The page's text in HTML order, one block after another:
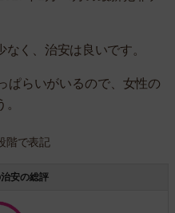
く、治安は良いです。
ぱらいがいるので、女性の
階で表記
安の総評